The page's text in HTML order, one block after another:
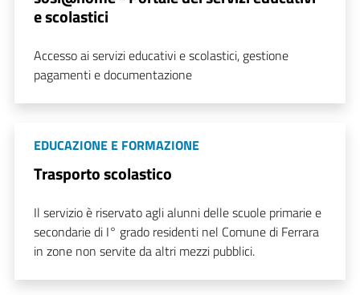
e scolastici
Accesso ai servizi educativi e scolastici, gestione
pagamenti e documentazione
EDUCAZIONE E FORMAZIONE
Trasporto scolastico
Il servizio è riservato agli alunni delle scuole primarie e
secondarie di I° grado residenti nel Comune di Ferrara
in zone non servite da altri mezzi pubblici.